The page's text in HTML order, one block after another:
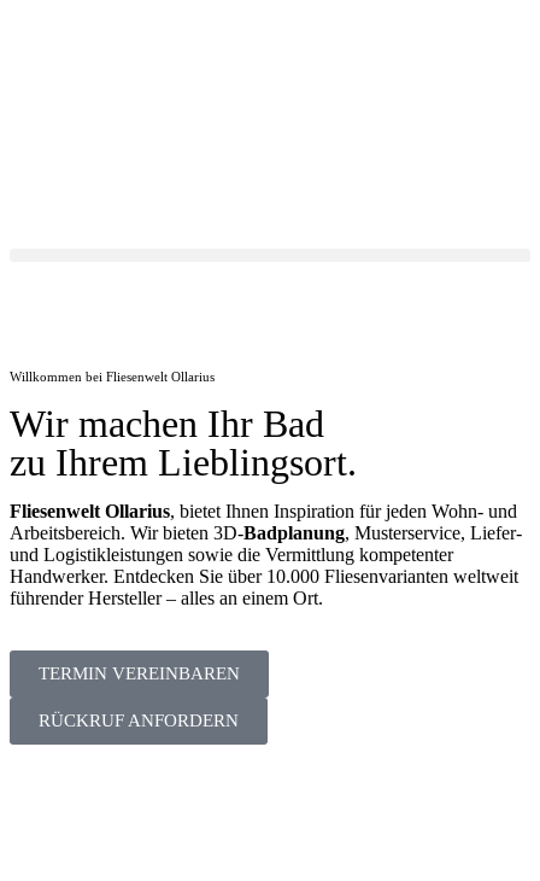
Willkommen bei Fliesenwelt Ollarius
Wir machen Ihr Bad
zu Ihrem Lieblingsort.
Fliesenwelt Ollarius, bietet Ihnen Inspiration für jeden Wohn- und
Arbeitsbereich. Wir bieten 3D-Badplanung, Musterservice, Liefer-
und Logistikleistungen sowie die Vermittlung kompetenter
Handwerker. Entdecken Sie über 10.000 Fliesenvarianten weltweit
führender Hersteller – alles an einem Ort.
TERMIN VEREINBAREN
RÜCKRUF ANFORDERN